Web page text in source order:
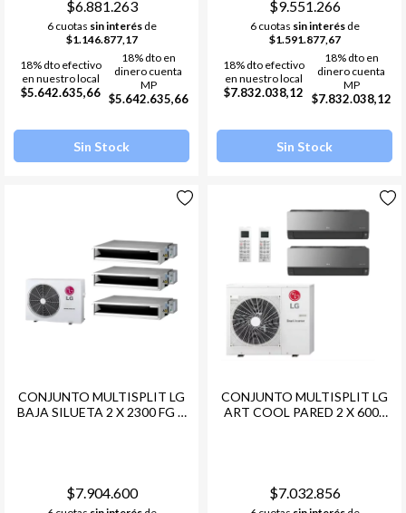
$6.881.263
6 cuotas sin interésde
$1.146.877,17
18% dto efectivo
en nuestro local
$5.642.635,66
18% dto en
dinero cuenta
MP
$5.642.635,66
Sin Stock
$9.551.266
6 cuotas sin interésde
$1.591.877,67
18% dto efectivo
en nuestro local
$7.832.038,12
18% dto en
dinero cuenta
MP
$7.832.038,12
Sin Stock
CONJUNTO MULTISPLIT LG
BAJA SILUETA 2 X 2300 FG +
$7.904.600
CONJUNTO MULTISPLIT LG
ART COOL PARED 2 X 6000
$7.032.856